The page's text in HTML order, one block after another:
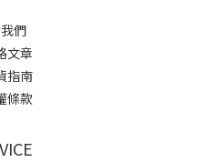
們
文章
指南
條款